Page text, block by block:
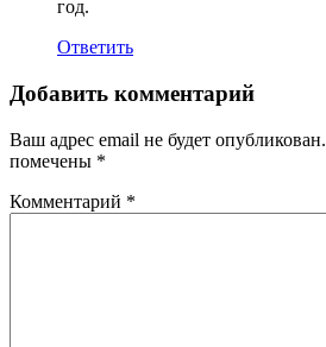
год.
Ответить
Добавить комментарий
Ваш адрес email не будет опубликован.
помечены *
Комментарий *